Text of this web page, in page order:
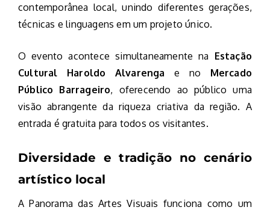
contemporânea local, unindo diferentes gerações,
técnicas e linguagens em um projeto único.
O evento acontece simultaneamente na Estação
Cultural Haroldo Alvarenga e no Mercado
Público Barrageiro, oferecendo ao público uma
visão abrangente da riqueza criativa da região. A
entrada é gratuita para todos os visitantes.
Diversidade e tradição no cenário
artístico local
A Panorama das Artes Visuais funciona como um